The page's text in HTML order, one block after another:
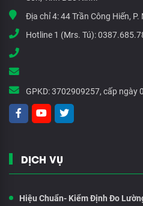
Địa chỉ 4:44 Trần Công Hiến,
Hotline 1 (Mrs. Tú):
GPKD:3702909257, cấp ngày
DỊCH VỤ
Hiệu Chuẩn- Kiểm Định Đo